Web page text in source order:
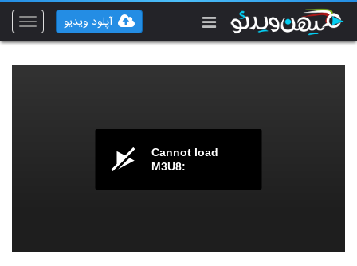
Toggle
آپلود ویدیو
Cannot load
M3U8: